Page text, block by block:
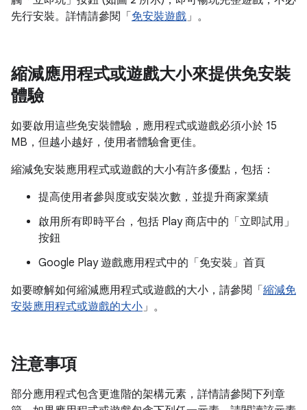
先行安裝。詳情請參閱「 免安裝遊戲」。
縮減應用程式或遊戲大小來提供免安裝
體驗
如要啟用這些免安裝體驗，應用程式或遊戲必須小於 15
MB，但越小越好，使用者體驗會更佳。
縮減免安裝應用程式或遊戲的大小有許多優點，包括：
提高使用者參與度或安裝次數，並提升商家業績
啟用所有即時平台，包括 Play 商店中的「立即試用」
按鈕
Google Play 遊戲應用程式中的「免安裝」首頁
如要瞭解如何縮減應用程式或遊戲的大小，請參閱「 縮減免
安裝應用程式或遊戲的大小」。
注意事項
部分應用程式包含更進階的架構元素，詳情請參閱下列章